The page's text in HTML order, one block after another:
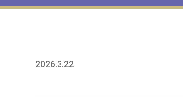
2026.3.22